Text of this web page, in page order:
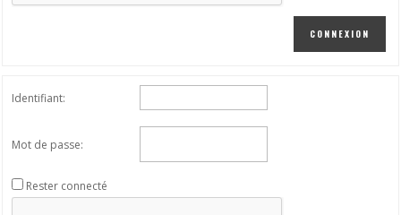
CONNEXION
Identifiant:
Mot de passe:
Rester connecté